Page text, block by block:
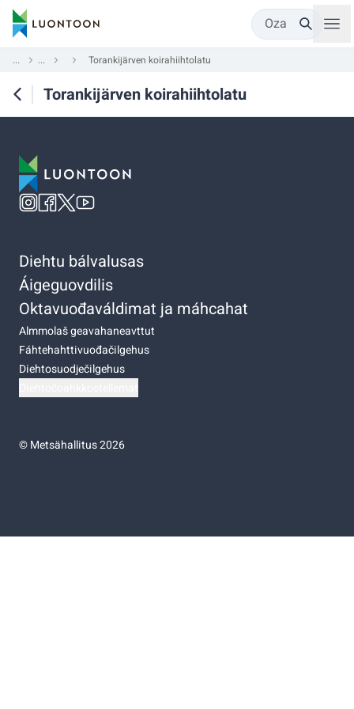
Oza
... ... Torankijärven koirahiihtolatu
Torankijärven koirahiihtolatu
Diehtu bálvalusas
Áigeguovdilis
Oktavuođaváldimat ja máhcahat
Almmolaš geavahaneavttut
Fáhtehahttivuođačilgehus
Diehtosuodječilgehus
©Metsähallitus 2026